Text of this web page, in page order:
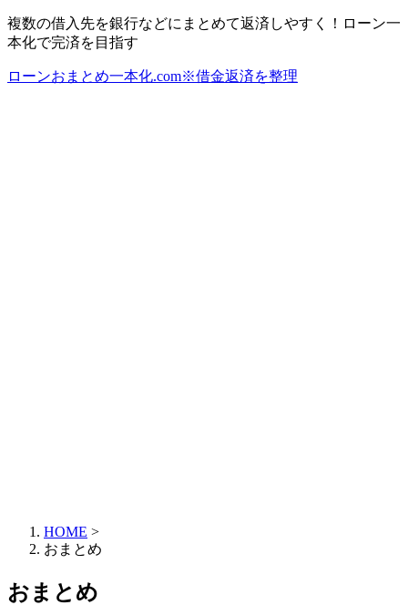
複数の借入先を銀行などにまとめて返済しやすく！ローン一
本化で完済を目指す
ローンおまとめ一本化.com※借金返済を整理
HOME >
おまとめ
おまとめ